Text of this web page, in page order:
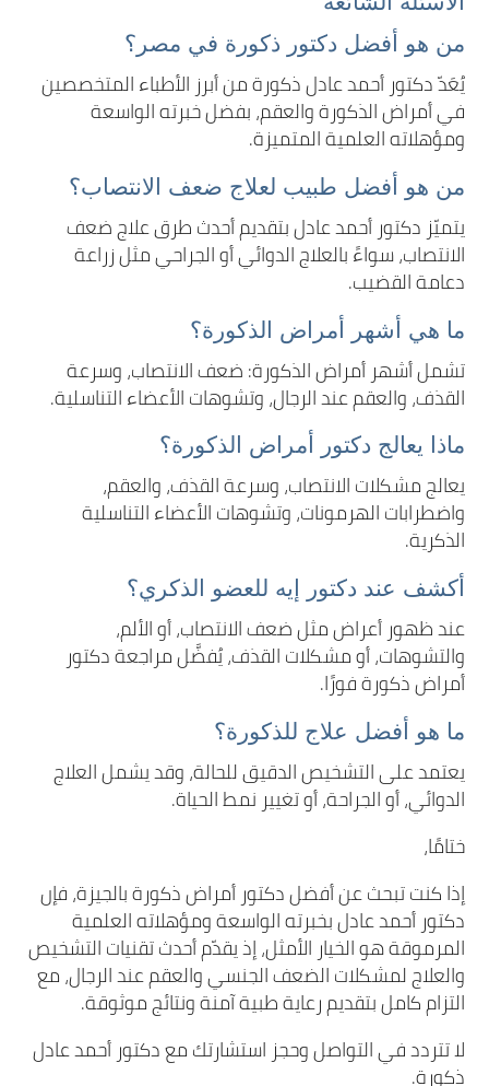
من هو أفضل دكتور ذكورة في مصر؟
يُعَدّ دكتور أحمد عادل ذكورة من أبرز الأطباء المتخصصين
في أمراض الذكورة والعقم، بفضل خبرته الواسعة
ومؤهلاته العلمية المتميزة.
من هو أفضل طبيب لعلاج ضعف الانتصاب؟
يتميّز دكتور أحمد عادل بتقديم أحدث طرق علاج ضعف
الانتصاب، سواءً بالعلاج الدوائي أو الجراحي مثل زراعة
دعامة القضيب.
ما هي أشهر أمراض الذكورة؟
تشمل أشهر أمراض الذكورة: ضعف الانتصاب، وسرعة
القذف، والعقم عند الرجال، وتشوهات الأعضاء التناسلية.
ماذا يعالج دكتور أمراض الذكورة؟
يعالج مشكلات الانتصاب، وسرعة القذف، والعقم،
واضطرابات الهرمونات، وتشوهات الأعضاء التناسلية
الذكرية.
أكشف عند دكتور إيه للعضو الذكري؟
عند ظهور أعراض مثل ضعف الانتصاب، أو الألم،
والتشوهات، أو مشكلات القذف، يُفضَّل مراجعة دكتور
أمراض ذكورة فورًا.
ما هو أفضل علاج للذكورة؟
يعتمد على التشخيص الدقيق للحالة، وقد يشمل العلاج
الدوائي، أو الجراحة، أو تغيير نمط الحياة.
ختامًا،
إذا كنت تبحث عن أفضل دكتور أمراض ذكورة بالجيزة، فإن
دكتور أحمد عادل بخبرته الواسعة ومؤهلاته العلمية
المرموقة هو الخيار الأمثل، إذ يقدّم أحدث تقنيات التشخيص
والعلاج لمشكلات الضعف الجنسي والعقم عند الرجال، مع
التزام كامل بتقديم رعاية طبية آمنة ونتائج موثوقة.
لا تتردد في التواصل وحجز استشارتك مع دكتور أحمد عادل
ذكورة.